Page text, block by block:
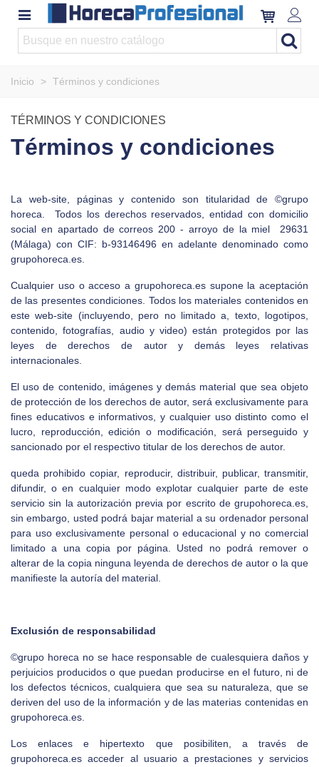
Inicio > Términos y condiciones
TÉRMINOS Y CONDICIONES
Términos y condiciones
La web-site, páginas y contenido son titularidad de ©grupo
horeca. Todos los derechos reservados, entidad con domicilio
social en apartado de correos 200 - arroyo de la miel 29631
(Málaga) con CIF: b-93146496 en adelante denominado como
grupohoreca.es.
Cualquier uso o acceso a grupohoreca.es supone la aceptación
de las presentes condiciones. Todos los materiales contenidos en
este web-site (incluyendo, pero no limitado a, texto, logotipos,
contenido, fotografías, audio y video) están protegidos por las
leyes de derechos de autor y demás leyes relativas
internacionales.
El uso de contenido, imágenes y demás material que sea objeto
de protección de los derechos de autor, será exclusivamente para
fines educativos e informativos, y cualquier uso distinto como el
lucro, reproducción, edición o modificación, será perseguido y
sancionado por el respectivo titular de los derechos de autor.
queda prohibido copiar, reproducir, distribuir, publicar, transmitir,
difundir, o en cualquier modo explotar cualquier parte de este
servicio sin la autorización previa por escrito de grupohoreca.es,
sin embargo, usted podrá bajar material a su ordenador personal
para uso exclusivamente personal o educacional y no comercial
limitado a una copia por página. Usted no podrá remover o
alterar de la copia ninguna leyenda de derechos de autor o la que
manifieste la autoría del material.
Exclusión de responsabilidad
©grupo horeca no se hace responsable de cualesquiera daños y
perjuicios producidos o que puedan producirse en el futuro, ni de
los defectos técnicos, cualquiera que sea su naturaleza, que se
deriven del uso de la información y de las materias contenidas en
grupohoreca.es.
Los enlaces e hipertexto que posibiliten, a través de
grupohoreca.es acceder al usuario a prestaciones y servicios